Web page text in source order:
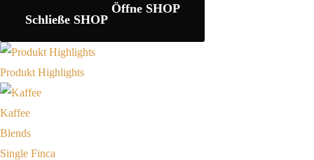
Schließe SHOP
Öffne SHOP
Produkt Highlights
Kaffee
Blends
Single Finca